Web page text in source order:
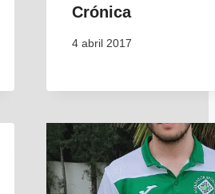
Crónica
4 abril 2017